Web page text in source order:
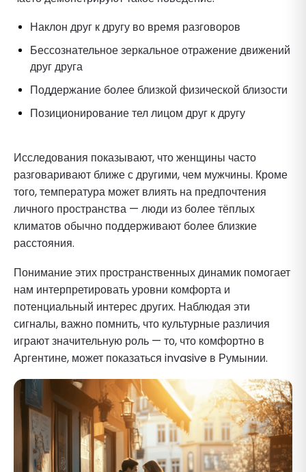
Наклон друг к другу во время разговоров
Бессознательное зеркальное отражение движений
друг друга
Поддержание более близкой физической близости
Позиционирование тел лицом друг к другу
Исследования показывают, что женщины часто
разговаривают ближе с другими, чем мужчины. Кроме
того, температура может влиять на предпочтения
личного пространства — люди из более тёплых
климатов обычно поддерживают более близкие
расстояния.
Понимание этих пространственных динамик помогает
нам интерпретировать уровни комфорта и
потенциальный интерес других. Наблюдая эти
сигналы, важно помнить, что культурные различия
играют значительную роль — то, что комфортно в
Аргентине, может показаться invasive в Румынии.